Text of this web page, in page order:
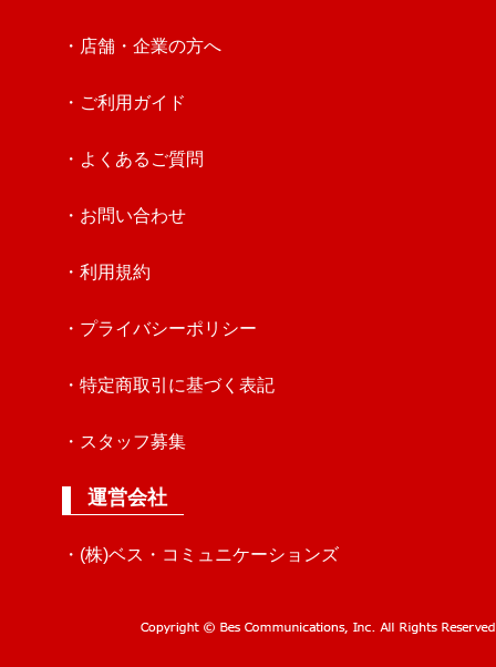
・店舗・企業の方へ
・ご利用ガイド
・よくあるご質問
・お問い合わせ
・利用規約
・プライバシーポリシー
・特定商取引に基づく表記
・スタッフ募集
運営会社
・(株)ベス・コミュニケーションズ